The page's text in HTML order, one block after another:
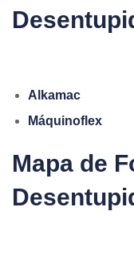
Alkamac
Máquinoflex
Mapa de